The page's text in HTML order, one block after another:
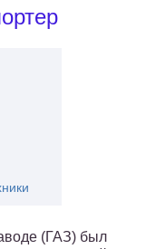
(ГАЗ) был